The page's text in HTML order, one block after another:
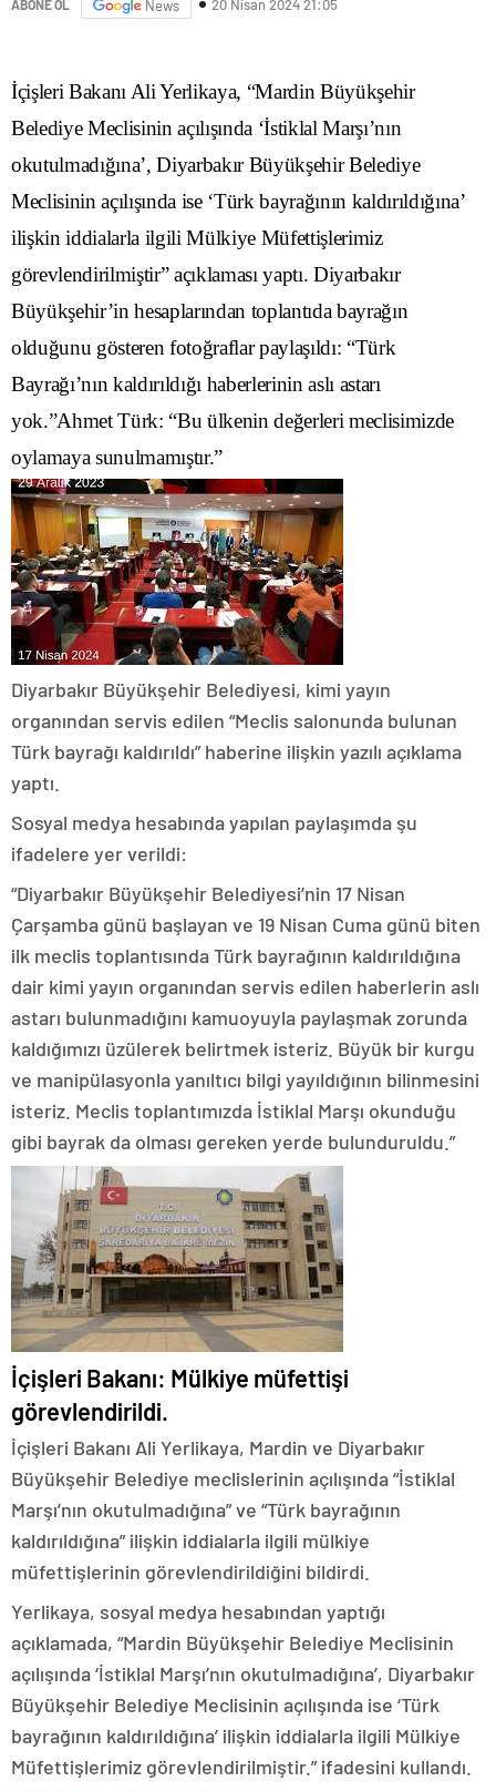
ABONE OL News 20 Nisan 2024 21:05
İçişleri Bakanı Ali Yerlikaya, “Mardin Büyükşehir
Belediye Meclisinin açılışında ‘İstiklal Marşı’nın
okutulmadığına’, Diyarbakır Büyükşehir Belediye
Meclisinin açılışında ise ‘Türk bayrağının kaldırıldığına’
ilişkin iddialarla ilgili Mülkiye Müfettişlerimiz
görevlendirilmiştir” açıklaması yaptı. Diyarbakır
Büyükşehir’in hesaplarından toplantıda bayrağın
olduğunu gösteren fotoğraflar paylaşıldı: “Türk
Bayrağı’nın kaldırıldığı haberlerinin aslı astarı
yok.”Ahmet Türk: “Bu ülkenin değerleri meclisimizde
oylamaya sunulmamıştır.”
Diyarbakır Büyükşehir Belediyesi, kimi yayın
organından servis edilen “Meclis salonunda bulunan
Türk bayrağı kaldırıldı” haberine ilişkin yazılı açıklama
yaptı.
Sosyal medya hesabında yapılan paylaşımda şu
ifadelere yer verildi:
“Diyarbakır Büyükşehir Belediyesi’nin 17 Nisan
Çarşamba günü başlayan ve 19 Nisan Cuma günü biten
ilk meclis toplantısında Türk bayrağının kaldırıldığına
dair kimi yayın organından servis edilen haberlerin aslı
astarı bulunmadığını kamuoyuyla paylaşmak zorunda
kaldığımızı üzülerek belirtmek isteriz. Büyük bir kurgu
ve manipülasyonla yanıltıcı bilgi yayıldığının bilinmesini
isteriz. Meclis toplantımızda İstiklal Marşı okunduğu
gibi bayrak da olması gereken yerde bulunduruldu.”
İçişleri Bakanı: Mülkiye müfettişi
görevlendirildi.
İçişleri Bakanı Ali Yerlikaya, Mardin ve Diyarbakır
Büyükşehir Belediye meclislerinin açılışında “İstiklal
Marşı’nın okutulmadığına” ve “Türk bayrağının
kaldırıldığına” ilişkin iddialarla ilgili mülkiye
müfettişlerinin görevlendirildiğini bildirdi.
Yerlikaya, sosyal medya hesabından yaptığı
açıklamada, “Mardin Büyükşehir Belediye Meclisinin
açılışında ‘İstiklal Marşı’nın okutulmadığına’, Diyarbakır
Büyükşehir Belediye Meclisinin açılışında ise ‘Türk
bayrağının kaldırıldığına’ ilişkin iddialarla ilgili Mülkiye
Müfettişlerimiz görevlendirilmiştir.” ifadesini kullandı.